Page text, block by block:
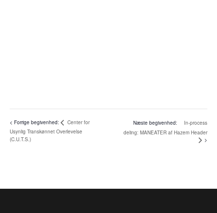
Center for
Usynlig Transkønnet Overlevelse
(C.U.T.S.)
In-process
deling: MANEATER af Hazem Header